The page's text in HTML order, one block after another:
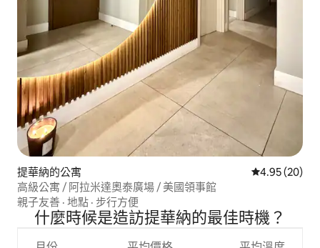
提華納的公寓 從 20 則評價
4.95 (20)
高級公寓 / 阿拉米達奧泰廣場 / 美國領事館
親子友善 · 地點 · 步行方便
什麼時候是造訪提華納的最佳時機？